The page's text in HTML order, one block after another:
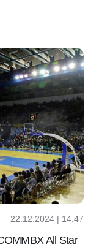
22.12.2024 | 14:47
All Star